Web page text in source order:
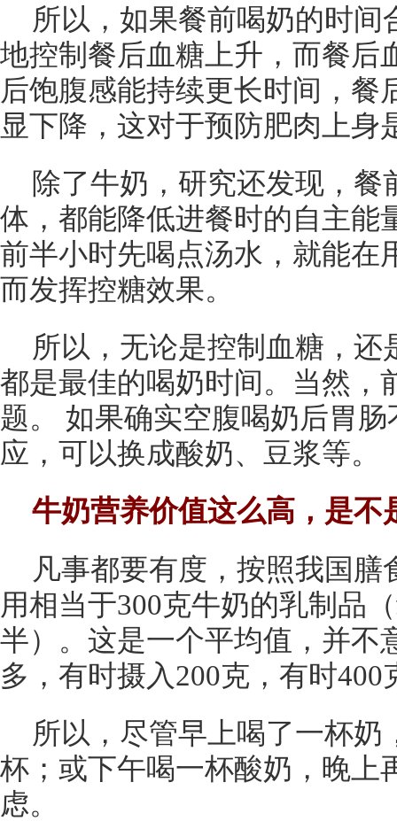
所以，如果餐前喝奶的时
地控制餐后血糖上升，而餐后
后饱腹感能持续更长时间，餐
显下降，这对于预防肥肉上身
除了牛奶，研究还发现，餐
体，都能降低进餐时的自主能
前半小时先喝点汤水，就能在
而发挥控糖效果。
所以，无论是控制血糖，
都是最佳的喝奶时间。当然，
题。 如果确实空腹喝奶后胃
应，可以换成酸奶、豆浆等。
牛奶营养价值这么高，是不
凡事都要有度，按照我国
用相当于300克牛奶的乳制品
半）。这是一个平均值，并不
多，有时摄入200克，有时
所以，尽管早上喝了一杯奶
杯；或下午喝一杯酸奶，晚上
虑。